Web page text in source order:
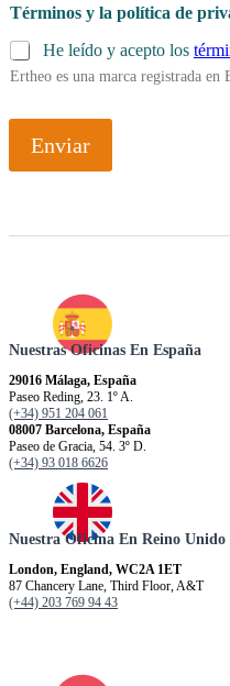
Términos y la política de
He leído y acepto los
Ertheo es una marca registrada
Enviar
Nuestras Oficinas En España
29016 Málaga, España
Paseo Reding, 23. 1º A.
(+34) 951 204 061
08007 Barcelona, España
Paseo de Gracia, 54. 3º D.
(+34) 93 018 6626
Nuestra Oficina En Reino Unido
London, England, WC2A 1ET
87 Chancery Lane, Third Floor, A&T
(+44) 203 769 94 43